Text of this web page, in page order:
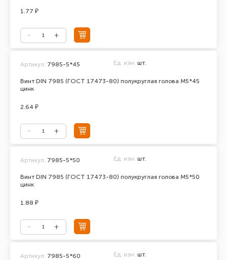
1.77 ₽
Винт DIN 7985 (ГОСТ 17473-80) полукруглая голова М5*45
цинк
Артикул: 7985-5*45 Ед. изм. шт.
2.64 ₽
Винт DIN 7985 (ГОСТ 17473-80) полукруглая голова М5*50
цинк
Артикул: 7985-5*50 Ед. изм. шт.
1.88 ₽
Артикул: 7985-5*60 Ед. изм. шт.